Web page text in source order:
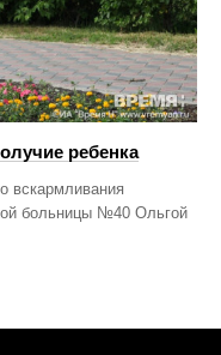
ребенка
вскармливания
больницы №40 Ольгой